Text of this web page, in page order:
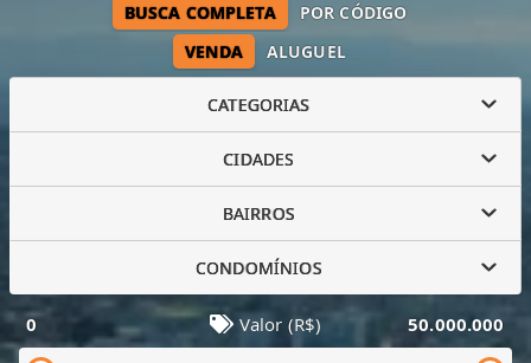
VENDA ALUGUEL
BUSCA COMPLETA POR CÓDIGO
CATEGORIAS
CIDADES
BAIRROS
CONDOMÍNIOS
0 Valor (R$) 50.000.000